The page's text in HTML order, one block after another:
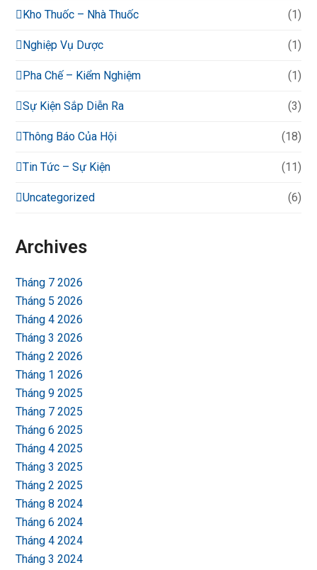
Kho Thuốc – Nhà Thuốc (1)
Nghiệp Vụ Dược (1)
Pha Chế – Kiểm Nghiệm (1)
Sự Kiện Sắp Diễn Ra (3)
Thông Báo Của Hội (18)
Tin Tức – Sự Kiện (11)
Uncategorized (6)
Archives
Tháng 7 2026
Tháng 5 2026
Tháng 4 2026
Tháng 3 2026
Tháng 2 2026
Tháng 1 2026
Tháng 9 2025
Tháng 7 2025
Tháng 6 2025
Tháng 4 2025
Tháng 3 2025
Tháng 2 2025
Tháng 8 2024
Tháng 6 2024
Tháng 4 2024
Tháng 3 2024